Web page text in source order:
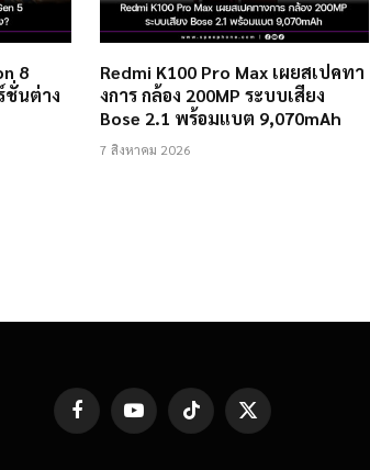
8
ชั่นต่าง
Redmi K100 Pro Max เผยสเปคทา
งการ กล้อง 200MP ระบบเสียง
Bose 2.1 พร้อมแบต 9,070mAh
7 สิงหาคม 2026
FacebookYouTube TikTok
X